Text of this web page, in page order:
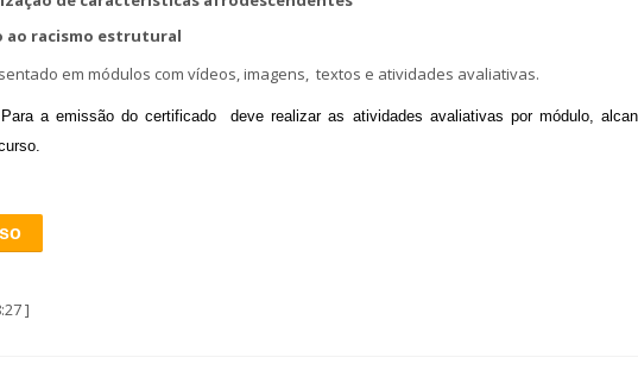
racismo estrutural
em módulos com vídeos, imagens, textos e atividades avaliativas.
Para a emissão do certificado deve realizar as atividades avaliativas por módulo,
]